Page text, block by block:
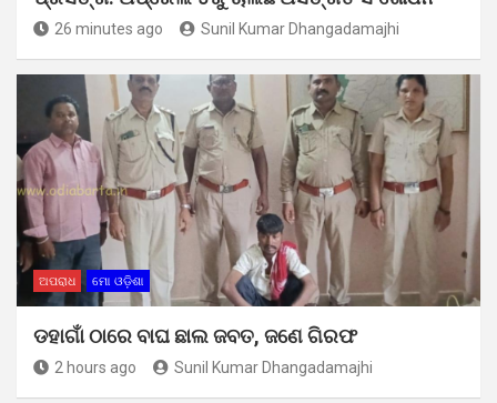
26 minutes ago Sunil Kumar Dhangadamajhi
ଅପରାଧ ମୋ ଓଡ଼ିଶା
ଡହାଗାଁ ଠାରେ ବାଘ ଛାଲ ଜବତ, ଜଣେ ଗିରଫ
2 hours ago Sunil Kumar Dhangadamajhi